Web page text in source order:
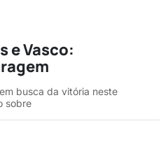
e Vasco:
busca da vitória neste
sobre